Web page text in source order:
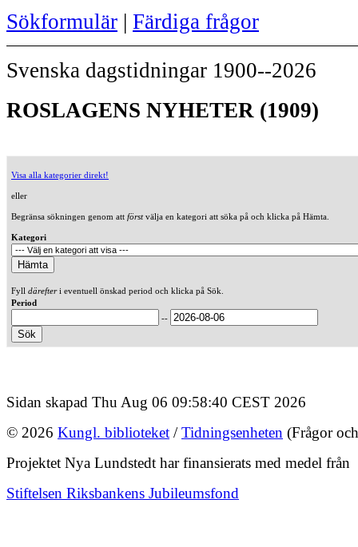
Sökformulär | Färdiga frågor
Svenska dagstidningar 1900--2026
ROSLAGENS NYHETER (1909)
Visa alla kategorier direkt!
eller
Begränsa sökningen genom att förstvälja en kategori att söka på och klicka på Hämta.
Kategori
Fyll därefteri eventuell önskad period och klicka på Sök.
Period
--
Sidan skapad Thu Aug 06 09:58:40 CEST 2026
© 2026 Kungl. biblioteket /Tidningsenheten (Frågor
Projektet Nya Lundstedt har finansierats med medel från
Stiftelsen Riksbankens Jubileumsfond